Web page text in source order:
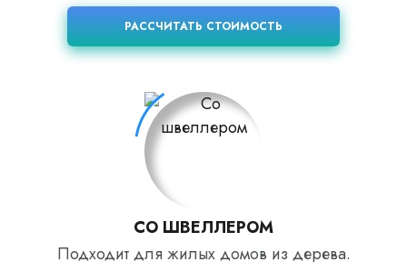
РАССЧИТАТЬ СТОИМОСТЬ
СО ШВЕЛЛЕРОМ
Подходит для жилых домов из дерева.